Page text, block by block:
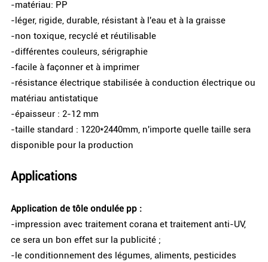
-matériau: PP
-léger, rigide, durable, résistant à l'eau et à la graisse
-non toxique, recyclé et réutilisable
-différentes couleurs, sérigraphie
-facile à façonner et à imprimer
-résistance électrique stabilisée à conduction électrique ou
matériau antistatique
-épaisseur : 2-12 mm
-taille standard : 1220*2440mm, n'importe quelle taille sera
disponible pour la production
Applications
Application de tôle ondulée pp :
-impression avec traitement corana et traitement anti-UV,
ce sera un bon effet sur la publicité ;
-le conditionnement des légumes, aliments, pesticides